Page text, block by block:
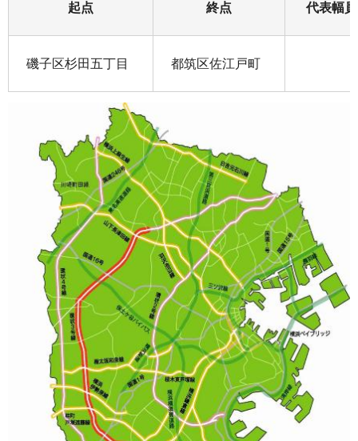
起点 終点 代表幅
磯子区杉田五丁目 都筑区佐江戸町